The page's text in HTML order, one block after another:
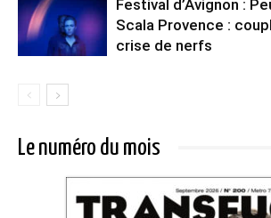
Festival d’Avignon :
Scala Provence :
crise de nerfs
Le numéro du mois